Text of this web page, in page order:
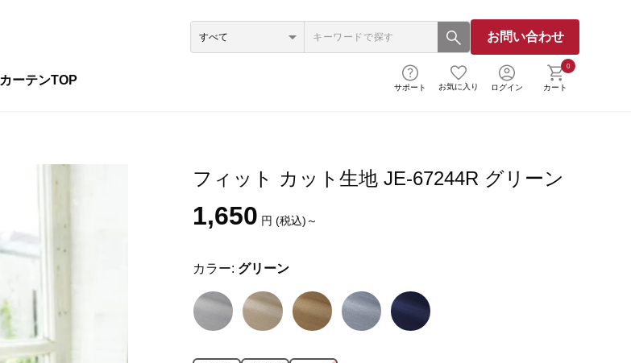
お問い合わせ
カーテンTOP
サポート お気に入り ログイン
0
カート
フィット カット生地 JE-67244R グリーン
1,650 円 (税込)～
カラー: グリーン